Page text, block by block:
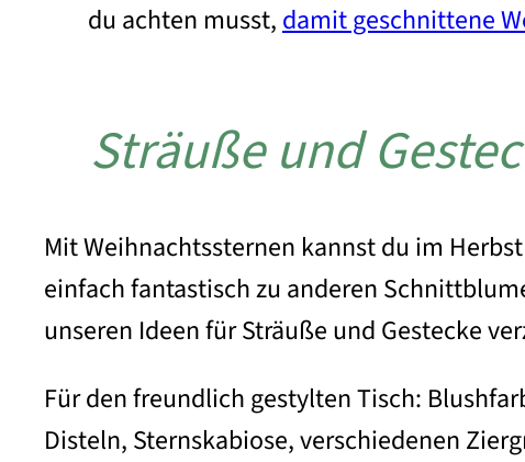
du achten musst,damit geschnittene
Sträuße und
Mit Weihnachtssternen kannst du im
einfach fantastisch zu anderen
unseren Ideen für Sträuße und Gestecke
Für den freundlich gestylten Tisch:
Disteln, Sternskabiose, verschiedenen